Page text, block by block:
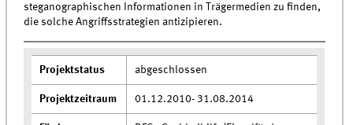
steganographischen Informationen in Trägermedien zu finden,
die solche Angriffsstrategien antizipieren.
Projektstatus abgeschlossen
Projektzeitraum 01.12.2010- 31.08.2014